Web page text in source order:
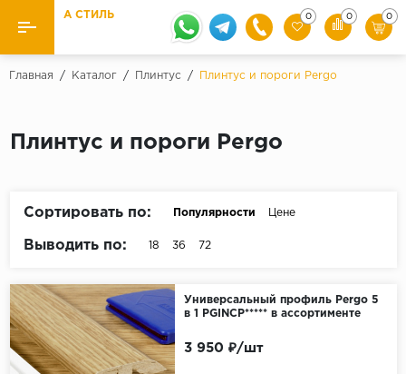
Назад Назад
32 класс
Паркетная доска
Плинтус
Кварцевый ламинат SPC
А СТИЛЬ 0 0 0
Главная / Каталог / Плинтус / Плинтус и пороги Pergo
Плинтус и пороги Pergo
Сортировать по: Популярности Цене
Выводить по: 18 36 72
Универсальный профиль Pergo 5
в 1 PGINCP***** в ассортименте
3 950 ₽/шт